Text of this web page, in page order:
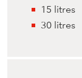
15 litres
30 litres